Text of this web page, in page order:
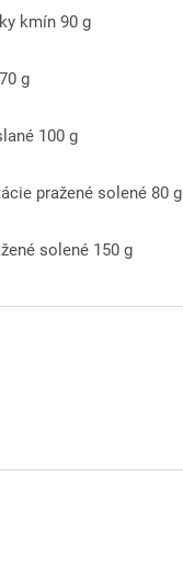
kmín 90 g
g
100 g
pražené solené 80 g
solené 150 g